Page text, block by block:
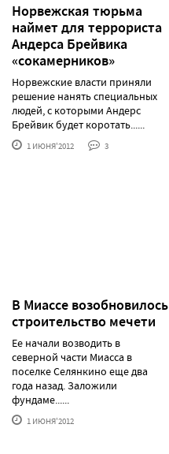
Норвежская тюрьма
наймет для террориста
Андерса Брейвика
«сокамерников»
Норвежские власти приняли
решение нанять специальных
людей, с которыми Андерс
Брейвик будет коротать......
1 ИЮНЯ'2012 3
В Миассе возобновилось
строительство мечети
Ее начали возводить в
северной части Миасса в
поселке Селянкино еще два
года назад. Заложили
фундаме......
1 ИЮНЯ'2012